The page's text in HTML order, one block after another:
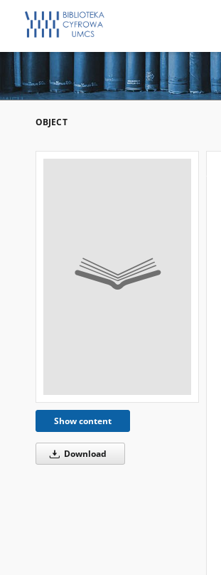
OBJECT
Show content
Download